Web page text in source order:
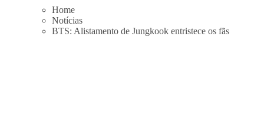
Home
Notícias
BTS: Alistamento de Jungkook entristece os fãs